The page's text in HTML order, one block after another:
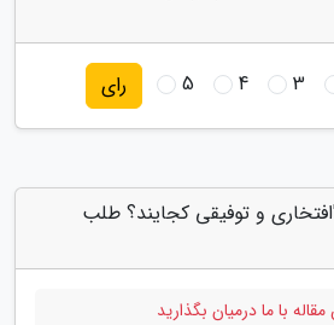
3
4
5 رای
و توفیقی کجایند؟ طلب
با ما درمیان بگذارید